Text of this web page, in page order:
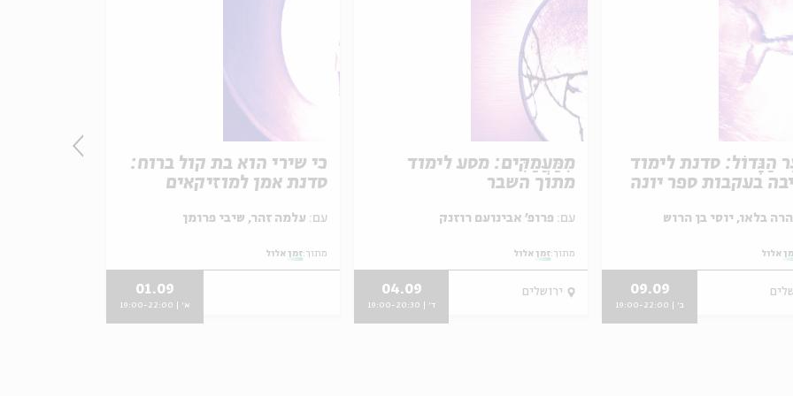
הַגָּדוֹל: סדנת לימוד
בעקבות ספר יונה
אלול
09.09
ב' | 19:00-22:00
מִמַּעֲמַקִּים: מסע לימוד
מתוך השבר
עם:
מתוך:זמן אלול
ירושלים 04.09
ד' | 19:00-20:30
כי שירי הוא בת קול ברוח:
סדנת אמן למוזיקאים
עם:
מתוך:זמן אלול
01.09
א' | 19:00-22:00